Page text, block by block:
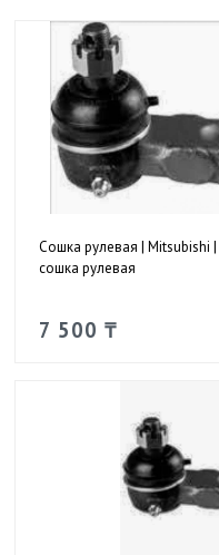
Сошка рулевая | Mitsubishi
сошка рулевая
7 500 ₸